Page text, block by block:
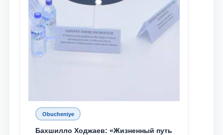
Obucheniye
Бахшилло Ходжаев: «Жизненный путь